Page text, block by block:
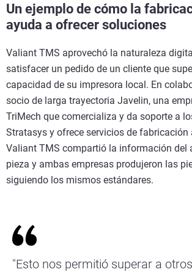
Un ejemplo de cómo la
ayuda a ofrecer soluciones
Valiant TMS aprovechó la naturaleza
satisfacer un pedido de un cliente que
capacidad de su impresora local. En
socio de larga trayectoria Javelin, una
TriMech que comercializa y da soporte a
Stratasys y ofrece servicios de fabricación
Valiant TMS compartió la información del
pieza y ambas empresas produjeron las
siguiendo los mismos estándares.
"Esto nos permitió superar a